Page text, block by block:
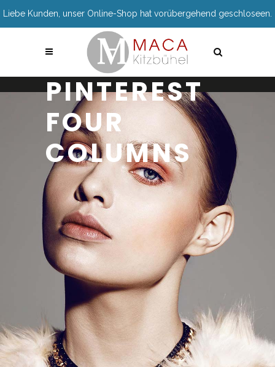
PINTEREST
FOUR
COLUMNS
Liebe Kunden, unser Online-Shop hat vorübergehend geschloseen.